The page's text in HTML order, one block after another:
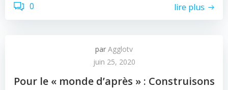
0 lire plus
par Agglotv
juin 25, 2020
Pour le « monde d’après » : Construisons